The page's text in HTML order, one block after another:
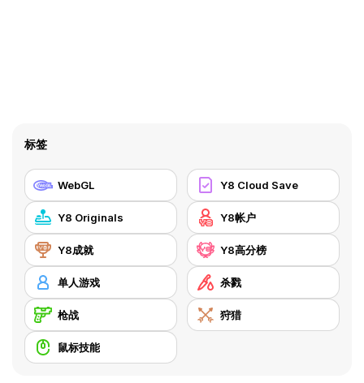
标签
WebGL Y8 Cloud Save
Y8 Originals Y8帐户
Y8成就 Y8高分榜
单人游戏 杀戮
枪战 狩猎
鼠标技能